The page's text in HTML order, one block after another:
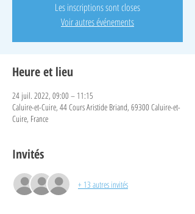
Les inscriptions sont closes
Voir autres événements
Heure et lieu
24 juil. 2022, 09:00 – 11:15
Caluire-et-Cuire, 44 Cours Aristide Briand, 69300 Caluire-et-
Cuire, France
Invités
+ 13 autres invités